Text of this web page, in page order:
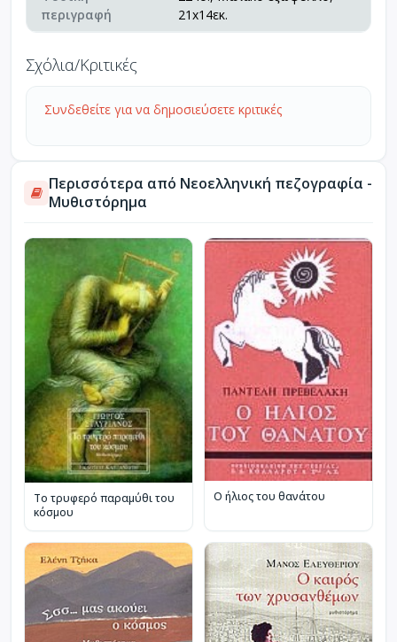
περιγραφή
21x14εκ.
Σχόλια/Κριτικές
Συνδεθείτε για να δημοσιεύσετε κριτικές
Περισσότερα από Νεοελληνική πεζογραφία -
Μυθιστόρημα
Το τρυφερό παραμύθι του
κόσμου
Ο ήλιος του θανάτου